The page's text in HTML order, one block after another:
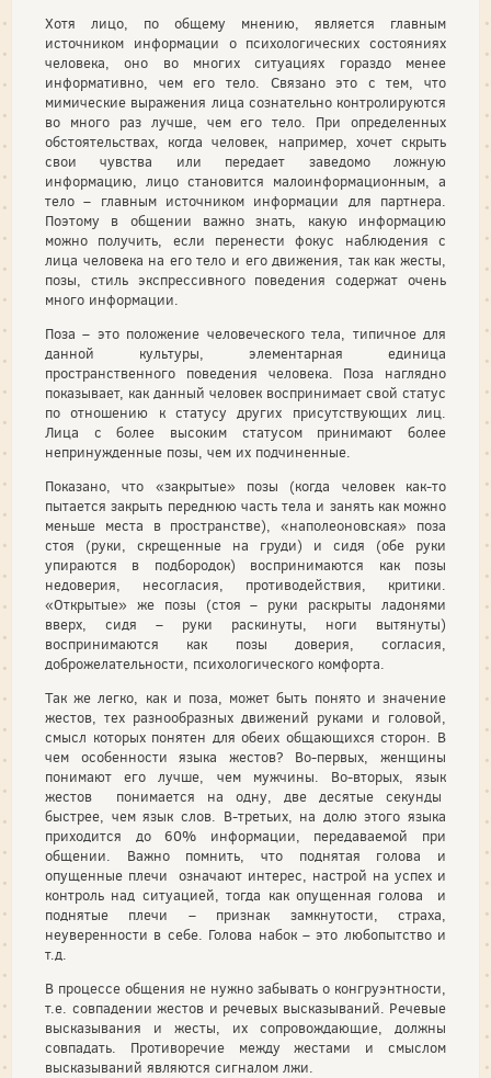
Хотя лицо, по общему мнению, является главным
источником информации о психологических состояниях
человека, оно во многих ситуациях гораздо менее
информативно, чем его тело. Связано это с тем, что
мимические выражения лица сознательно контролируются
во много раз лучше, чем его тело. При определенных
обстоятельствах, когда человек, например, хочет скрыть
свои чувства или передает заведомо ложную
информацию, лицо становится малоинформационным, а
тело – главным источником информации для партнера.
Поэтому в общении важно знать, какую информацию
можно получить, если перенести фокус наблюдения с
лица человека на его тело и его движения, так как жесты,
позы, стиль экспрессивного поведения содержат очень
много информации.
Поза – это положение человеческого тела, типичное для
данной культуры, элементарная единица
пространственного поведения человека. Поза наглядно
показывает, как данный человек воспринимает свой статус
по отношению к статусу других присутствующих лиц.
Лица с более высоким статусом принимают более
непринужденные позы, чем их подчиненные.
Показано, что «закрытые» позы (когда человек как-то
пытается закрыть переднюю часть тела и занять как можно
меньше места в пространстве), «наполеоновская» поза
стоя (руки, скрещенные на груди) и сидя (обе руки
упираются в подбородок) воспринимаются как позы
недоверия, несогласия, противодействия, критики.
«Открытые» же позы (стоя – руки раскрыты ладонями
вверх, сидя – руки раскинуты, ноги вытянуты)
воспринимаются как позы доверия, согласия,
доброжелательности, психологического комфорта.
Так же легко, как и поза, может быть понято и значение
жестов, тех разнообразных движений руками и головой,
смысл которых понятен для обеих общающихся сторон. В
чем особенности языка жестов? Во-первых, женщины
понимают его лучше, чем мужчины. Во-вторых, язык
жестов понимается на одну, две десятые секунды
быстрее, чем язык слов. В-третьих, на долю этого языка
приходится до 60% информации, передаваемой при
общении. Важно помнить, что поднятая голова и
опущенные плечи означают интерес, настрой на успех и
контроль над ситуацией, тогда как опущенная голова и
поднятые плечи – признак замкнутости, страха,
неуверенности в себе. Голова набок – это любопытство и
т.д.
В процессе общения не нужно забывать о конгруэнтности,
т.е. совпадении жестов и речевых высказываний. Речевые
высказывания и жесты, их сопровождающие, должны
совпадать. Противоречие между жестами и смыслом
высказываний являются сигналом лжи.